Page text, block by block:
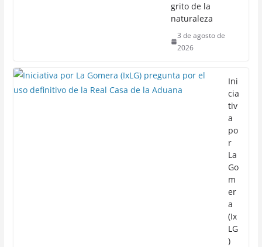
grito de la
naturaleza
3 de agosto de
2026
Ini
cia
tiv
a
po
r
La
Go
m
er
a
(Ix
LG
)